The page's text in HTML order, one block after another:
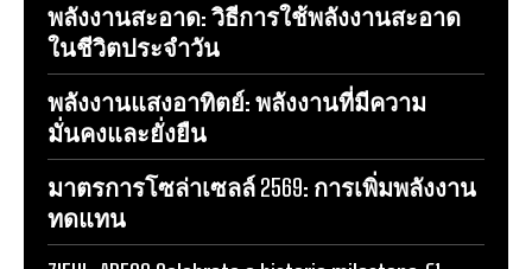
พลังงานสะอาด: วิธีการใช้พลังงานสะอาด
ในชีวิตประจำวัน
พลังงานแสงอาทิตย์: พลังงานที่มีความ
มั่นคงและยั่งยืน
มาตรการโซล่าเซลล์ 2569: การเพิ่มพลังงาน
ทดแทน